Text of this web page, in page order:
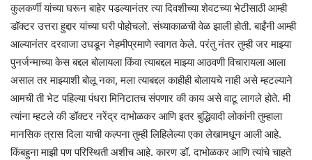
कुलकर्णी यांच्या घरून बाहेर पडल्यानंतर त्या दिवशीच्या शेवटच्या भेटीसाठी आम्ही
डॉक्टर उत्तरा हुद्दार यांच्या घरी पोहोचलो. संध्याकाळची वेळ झाली होती. बाईंनी आम्ही
आल्यानंतर दरवाजा उघडून नेहमीप्रमाणे स्वागत केले. परंतु नंतर तुम्ही जर माझ्या
पुनर्जन्माच्या केस बद्दल बोलायला किंवा त्याबद्दल माझ्या आठवणी विचारायला आला
असाल तर माझ्याशी बोलू नका, मला त्याबद्दल काहीही बोलायचे नाही असे म्हटल्याने
आमची ती भेट पहिल्या पंधरा मिनिटातच संपणार की काय असे वाटू लागले होते. मी
त्यांना म्हटले की डॉक्टर नरेंद्र दाभोळकर आणि इतर बुद्धिवादी लोकांनी तुम्हाला
मानसिक त्रास दिला याची कल्पना तुम्ही लिहिलेल्या एका लेखामधून आली आहे.
किंबहुना माझी पण परिस्थिती अशीच आहे. कारण डॉ. दाभोळकर आणि त्यांचे चाहते